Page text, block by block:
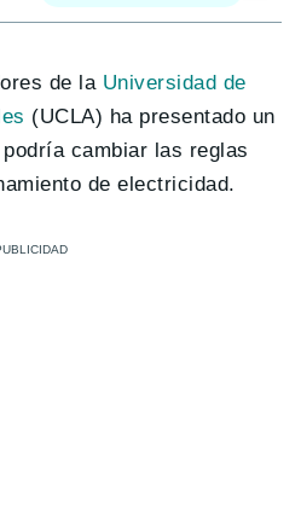
de la Universidad de
(UCLA) ha presentado un
cambiar las reglas
de electricidad.